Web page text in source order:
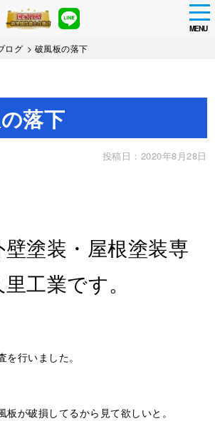
MENU
ログ > 破風板の落下
落下
投稿日：2020年8月28日
塗装・屋根塗装専
工業です。
行いました。
板が破損してるから見て欲しいと。